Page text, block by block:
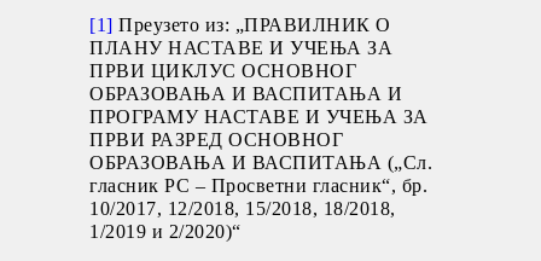
[1] Преузето из: „ПРАВИЛНИК О
ПЛАНУ НАСТАВЕ И УЧЕЊА ЗА
ПРВИ ЦИКЛУС ОСНОВНОГ
ОБРАЗОВАЊА И ВАСПИТАЊА И
ПРОГРАМУ НАСТАВЕ И УЧЕЊА ЗА
ПРВИ РАЗРЕД ОСНОВНОГ
ОБРАЗОВАЊА И ВАСПИТАЊА („Сл.
гласник РС – Просветни гласник“, бр.
10/2017, 12/2018, 15/2018, 18/2018,
1/2019 и 2/2020)“